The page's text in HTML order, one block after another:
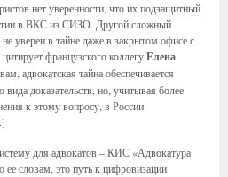
нет уверенности, что их подзащитный
в ВКС из СИЗО. Другой сложный
уверен в тайне даже в закрытом офисе с
французского коллегуЕлена
адвокатская тайна обеспечивается
доказательств, но, учитывая более
к этому вопросу, в России
для адвокатов – КИС «Адвокатура
ее словам, это путь к цифровизации